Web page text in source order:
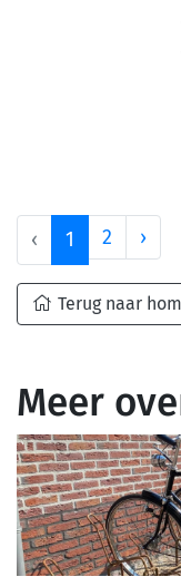
‹ 1 2 ›
Terug naar
Meer